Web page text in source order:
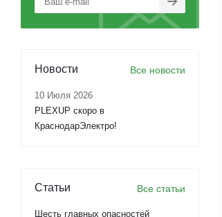
Новости Все новости
10 Июля 2026
PLEXUP скоро в
КраснодарЭлектро!
Статьи Все статьи
Шесть главных опасностей